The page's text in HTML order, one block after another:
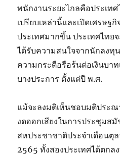
พนักงานระยะไกลคือประเท
เปรียบเหล่านี้และเปิดเศรษฐ
ประเทศมากขึ้น ประเทศไทย
ได้รับความสนใจจากนักลงทุ
ความกระตือรือร้นต่อเงินบา
บางประการ ตั้งแต่ปี พ.ศ.
แม้จะลงมติเห็นชอบมติประณ
งดออกเสียงในการประชุมส
สหประชาชาติประจำเดือนตุ
2565 ทั้งสองประเทศได้ตก